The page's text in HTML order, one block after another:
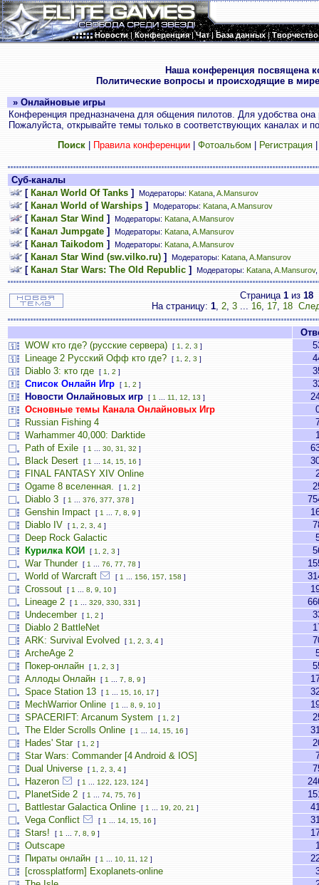
Новости|Конференция|Чат|База данных|Творчество
Наша конференция посвящена
Политические вопросы и происходящие в
» Онлайновые игры
Конференция предназначена для общения пилотов. Для удобства
Пожалуйста, открывайте темы только в соответствующих каналах и
Поиск| Правила конференции| Фотоальбом Регистрация
Суб-каналы
[ Канал World Of Tanks ] Модераторы: Katana A.Mansurov
[ Канал World of Warships ] Модераторы: Katana A.Mansurov
[ Канал Star Wind ] Модераторы: Katana A.Mansurov
[ Канал Jumpgate ] Модераторы: Katana A.Mansurov
[ Канал Taikodom ] Модераторы: Katana A.Mansurov
[ Канал Star Wind (sw.vilko.ru) ] Модераторы: Katana A.Mansurov
[ Канал Star Wars: The Old Republic ] Модераторы: Katana A.Mansurov,
Страница 1из 18
На страницу: 1, 2, 3 ... 16, 17, 18
WOW кто где? (русские сервера)
[ 1 2 3 ]
Lineage 2 Русский Офф кто где?
[ 1 2 3 ]
Diablo 3: кто где
[ 1 2 ]
Список Онлайн Игр
[ 1 2 ]
Новости Онлайновых игр
[ 1 11 12 13 ]
Основные темы Канала Онлайновых Игр
Russian Fishing 4
Warhammer 40,000: Darktide
Path of Exile
[ 1 30 31 32 ]
Black Desert
[ 1 14 15 16 ]
FINAL FANTASY XIV Online
Ogame 8 вселенная.
[ 1 2 ]
Diablo 3
[ 1 376 377 378 ]
Genshin Impact
[ 1 7 8 9 ]
Diablo IV
[ 1 2 3 4 ]
Deep Rock Galactic
Курилка КОИ
[ 1 2 3 ]
War Thunder
[ 1 76 77 78 ]
World of Warcraft
[ 1 156 157 158 ]
Crossout
[ 1 8 9 10 ]
Lineage 2
[ 1 329 330 331 ]
Undecember
[ 1 2 ]
Diablo 2 BattleNet
ARK: Survival Evolved
[ 1 2 3 4 ]
ArcheAge 2
Покер-онлайн
[ 1 2 3 ]
Аллоды Онлайн
[ 1 7 8 9 ]
Space Station 13
[ 1 15 16 17 ]
MechWarrior Online
[ 1 8 9 10 ]
SPACERIFT: Arcanum System
[ 1 2 ]
The Elder Scrolls Online
[ 1 14 15 16 ]
Hades' Star
[ 1 2 ]
Star Wars: Commander [4 Android & IOS]
Dual Universe
[ 1 2 3 4 ]
Hazeron
[ 1 122 123 124 ]
PlanetSide 2
[ 1 74 75 76 ]
Battlestar Galactica Online
[ 1 19 20 21 ]
Vega Conflict
[ 1 14 15 16 ]
Stars!
[ 1 7 8 9 ]
Outscape
Пираты онлайн
[ 1 10 11 12 ]
[crossplatform] Exoplanets-online